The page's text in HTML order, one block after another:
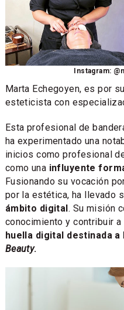
Instagram:
Marta Echegoyen, es por
esteticista con
Esta profesional de
ha experimentado una
inicios como profesional
como una influyente
Fusionando su vocación
por la estética, ha llevado
ámbito digital . Su misión
conocimiento y contribuir a
huella digital destinada
Beauty.